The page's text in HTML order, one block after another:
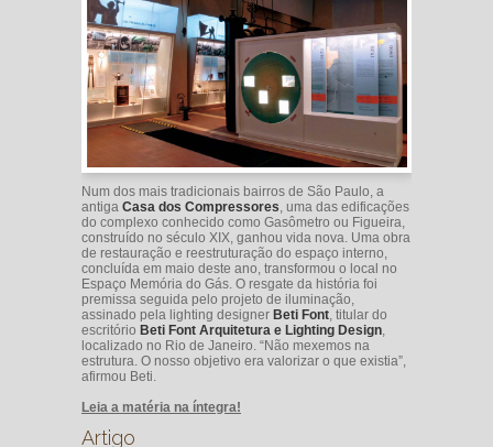
Num dos mais tradicionais bairros de São Paulo, a
antiga Casa dos Compressores , uma das edificações
do complexo conhecido como Gasômetro ou Figueira,
construído no século XIX, ganhou vida nova. Uma obra
de restauração e reestruturação do espaço interno,
concluída em maio deste ano, transformou o local no
Espaço Memória do Gás. O resgate da história foi
premissa seguida pelo projeto de iluminação,
assinado pela lighting designer Beti Font , titular do
escritório Beti Font Arquitetura e Lighting Design
localizado no Rio de Janeiro. “Não mexemos na
estrutura. O nosso objetivo era valorizar o que existia”,
afirmou Beti.
Leia a matéria na íntegra!
Artigo